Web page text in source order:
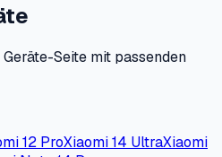
Seite mit passenden
12 ProXiaomi 14 UltraXiaomi